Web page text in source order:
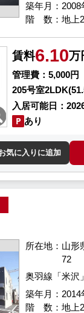
築年月 2008
階 数 地上
賃料6.10万
管理費
5,000円
205号室
入居可能日
あり
気に入りに追加
所在地
山形
72
築年月 2014
奥羽線「米沢
階 数 地上